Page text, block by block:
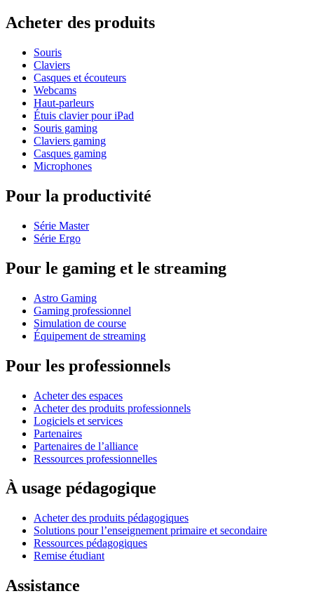
Acheter des produits
Souris
Claviers
Casques et écouteurs
Webcams
Haut-parleurs
Étuis clavier pour iPad
Souris gaming
Claviers gaming
Casques gaming
Microphones
Pour la productivité
Série Master
Série Ergo
Pour le gaming et le streaming
Astro Gaming
Gaming professionnel
Simulation de course
Équipement de streaming
Pour les professionnels
Acheter des espaces
Acheter des produits professionnels
Logiciels et services
Partenaires
Partenaires de l’alliance
Ressources professionnelles
À usage pédagogique
Acheter des produits pédagogiques
Solutions pour l’enseignement primaire et secondaire
Ressources pédagogiques
Remise étudiant
Assistance